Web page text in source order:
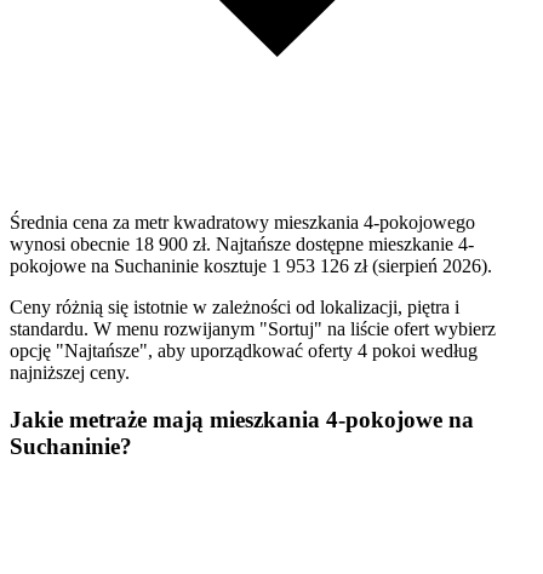
Średnia cena za metr kwadratowy mieszkania 4-pokojowego
wynosi obecnie 18 900 zł. Najtańsze dostępne mieszkanie 4-
pokojowe na Suchaninie kosztuje 1 953 126 zł (sierpień 2026).
Ceny różnią się istotnie w zależności od lokalizacji, piętra i
standardu. W menu rozwijanym "Sortuj" na liście ofert wybierz
opcję "Najtańsze", aby uporządkować oferty 4 pokoi według
najniższej ceny.
Jakie metraże mają mieszkania 4-pokojowe na
Suchaninie?